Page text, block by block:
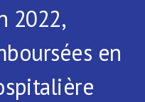
2022,
en